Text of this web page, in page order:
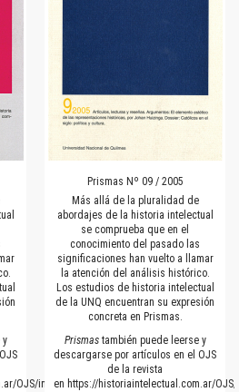
y
OJS/index.php/Prismas
Prismas Nº 09 / 2005
Más allá de la pluralidad de
abordajes de la historia intelectual
se comprueba que en el
conocimiento del pasado las
significaciones han vuelto a llamar
la atención del análisis histórico.
Los estudios de historia intelectual
de la UNQ encuentran su expresión
concreta en Prismas.
Prismas también puede leerse y
descargarse por artículos en el OJS
de la revista
en https://historiaintelectual.com.ar/